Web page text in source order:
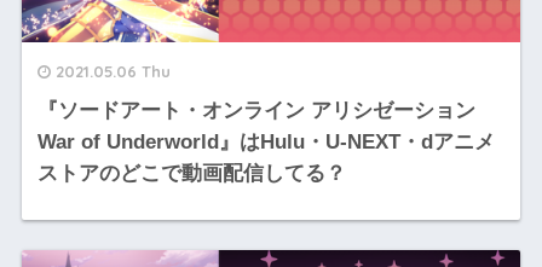
2021.05.06 Thu
『ソードアート・オンライン アリシゼーション
War of Underworld』はHulu・U-NEXT・dアニメ
ストアのどこで動画配信してる？